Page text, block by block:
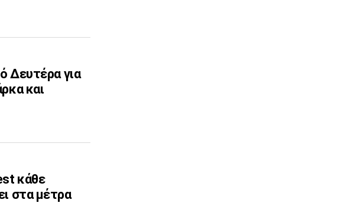
Δευτέρα για
και
κάθε
στα μέτρα